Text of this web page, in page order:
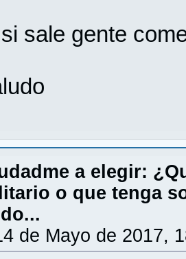
sale gente
a elegir:
o que tenga
de Mayo de 2017,